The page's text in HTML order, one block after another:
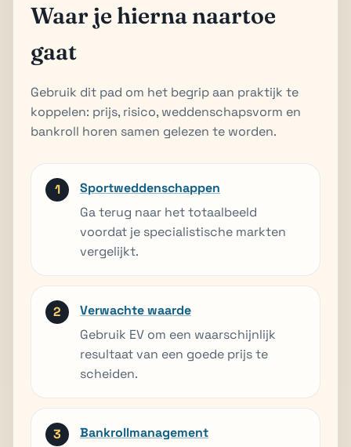
Waar je hierna naartoe
gaat
Gebruik dit pad om het begrip aan praktijk te
koppelen: prijs, risico, weddenschapsvorm en
bankroll horen samen gelezen te worden.
Sportweddenschappen
Ga terug naar het totaalbeeld
voordat je specialistische markten
vergelijkt.
Verwachte waarde
Gebruik EV om een waarschijnlijk
resultaat van een goede prijs te
scheiden.
Bankrollmanagement